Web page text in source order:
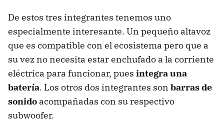
De estos tres integrantes tenemos uno
especialmente interesante. Un pequeño altavoz
que es compatible con el ecosistema pero que a
su vez no necesita estar enchufado a la corriente
eléctrica para funcionar, pues integra una
batería. Los otros dos integrantes son barras de
sonido acompañadas con su respectivo
subwoofer.